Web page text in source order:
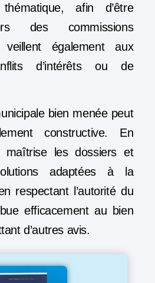
afin d’être
des commissions
veillent également aux
d’intérêts ou de
bien menée peut
constructive. En
maîtrise les dossiers et
adaptées à la
respectant l’autorité du
efficacement au bien
d’autres avis.